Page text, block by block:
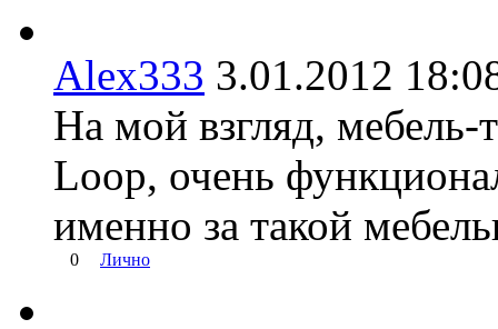
Alex333 3.01.2012
На мой взгляд, мебель-
Loop, очень
именно за такой
0 Лично